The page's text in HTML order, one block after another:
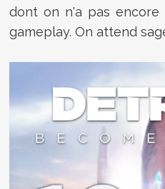
dont on n'a pas encore
gameplay. On attend